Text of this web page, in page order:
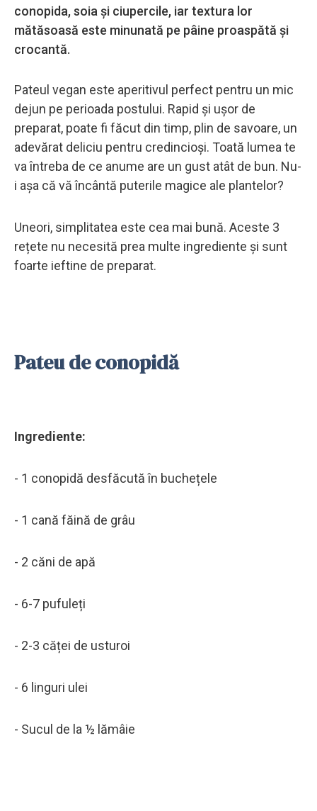
conopida, soia și ciupercile, iar textura lor
mătăsoasă este minunată pe pâine proaspătă și
crocantă.
Pateul vegan este aperitivul perfect pentru un mic
dejun pe perioada postului. Rapid și ușor de
preparat, poate fi făcut din timp, plin de savoare, un
adevărat deliciu pentru credincioși. Toată lumea te
va întreba de ce anume are un gust atât de bun. Nu-
i așa că vă încântă puterile magice ale plantelor?
Uneori, simplitatea este cea mai bună. Aceste 3
rețete nu necesită prea multe ingrediente și sunt
foarte ieftine de preparat.
Pateu de conopidă
Ingrediente:
- 1 conopidă desfăcută în buchețele
- 1 cană făină de grâu
- 2 căni de apă
- 6-7 pufuleți
- 2-3 căței de usturoi
- 6 linguri ulei
- Sucul de la ½ lămâie